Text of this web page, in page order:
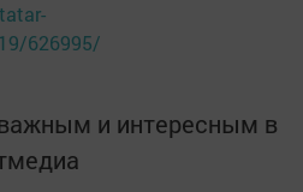
626995/
и интересным в